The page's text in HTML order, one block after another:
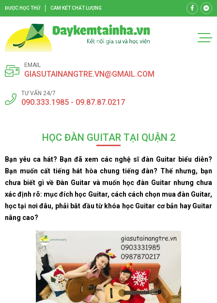
ĐƯỢC HỌC THỬ CAM KẾT CHẤT LƯỢNG
EMAIL
GIASUTAINANGTRE.VN@GMAIL.COM
TƯ VẤN 24/7
090.333.1985 - 09.87.87.0217
HỌC ĐÀN GUITAR TẠI QUẬN 2
Bạn yêu ca hát? Bạn đã xem các nghệ sĩ đàn Guitar biểu diễn?
Bạn muốn cất tiếng hát hòa chung tiếng đàn? Thế nhưng, bạn
chưa biết gì về Đàn Guitar và muốn học đàn Guitar nhưng chưa
xác định rõ: mục đích học Guitar, cách cách chọn mua đàn Guitar,
học tại nơi đâu, phải bắt đầu từ khóa học Guitar cơ bản hay Guitar
nâng cao?